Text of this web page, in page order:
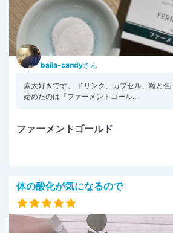
baila-candyさん
素大好きです。 ドリンク、カプセル、粒と
始めたのは「ファーメントゴール...
ファーメントゴールド
体の酸化が気になるので